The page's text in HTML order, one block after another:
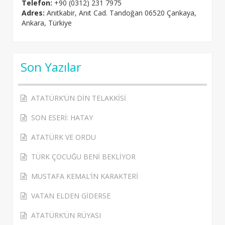
Telefon: +90 (0312) 231 7975
Adres: Anıtkabir, Anıt Cad. Tandoğan 06520 Çankaya,
Ankara, Türkiye
Son Yazılar
ATATÜRK’ÜN DİN TELAKKİSİ
SON ESERİ: HATAY
ATATÜRK VE ORDU
TÜRK ÇOCUĞU BENİ BEKLİYOR
MUSTAFA KEMAL’İN KARAKTERİ
VATAN ELDEN GİDERSE
ATATÜRK’ÜN RÜYASI